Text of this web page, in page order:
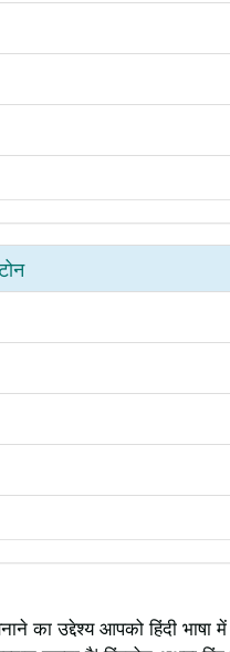
का उद्देश्य आपको हिंदी भाषा में